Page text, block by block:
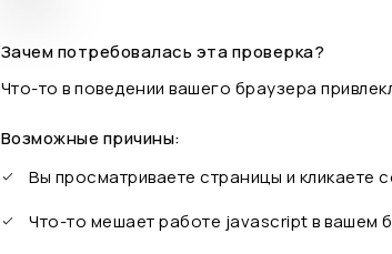
Зачем потребовалась эта проверка?
Что-то в поведении вашего браузера
Возможные причины:
Вы просматриваете страницы и
Что-то мешает работе javascript в вашем